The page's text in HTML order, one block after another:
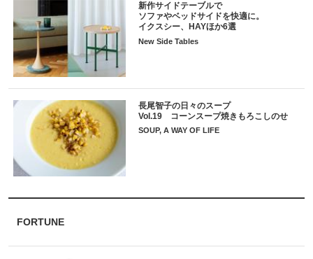
新作サイドテーブルで
ソファやベッドサイドを快適に。
イクスシー、HAYほか6選
New Side Tables
長尾智子の日々のスープ
Vol.19 コーンスープ焼きもろこしのせ
SOUP, A WAY OF LIFE
FORTUNE